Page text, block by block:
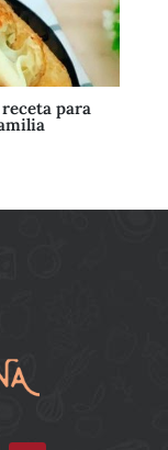
para